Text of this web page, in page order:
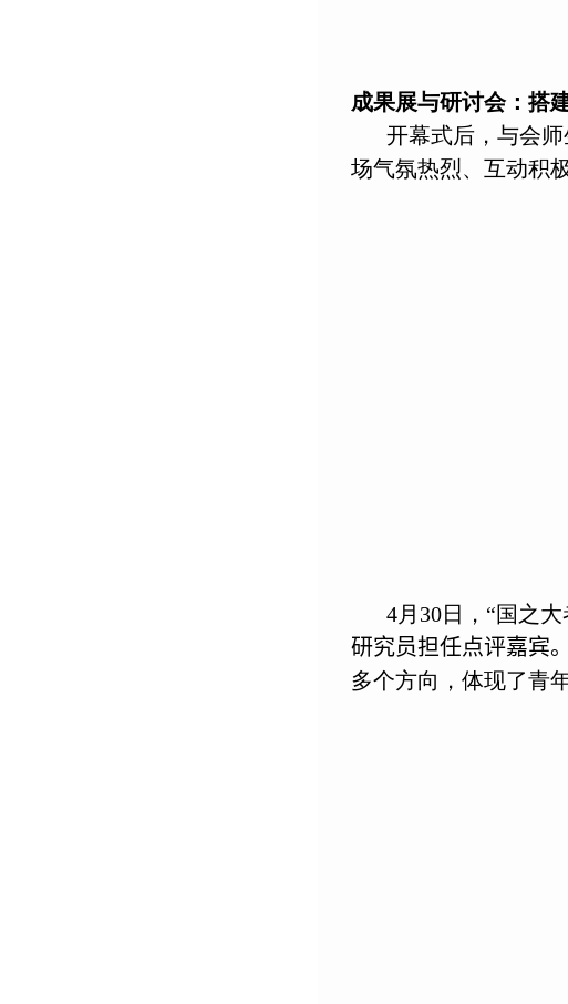
成果展与研讨会：搭
开幕式后，与会
场气氛热烈、互动积极
4月 30日，“国之
研究员担任点评嘉宾。
多个方向，体现了青